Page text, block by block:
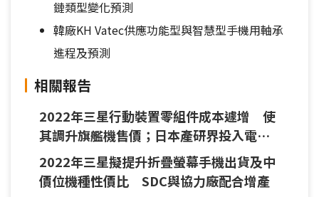
鏈類型變化預測
韓廠KH Vatec供應功能型與智慧型手機用軸承
進程及預測
相關報告
2022年三星行動裝置零組件成本遽增 使
其調升旗艦機售價；日本產研界投入電動
車無線充電技術 盼助電動車發展
2022年三星擬提升折疊螢幕手機出貨及中
價位機種性價比 SDC與協力廠配合增產